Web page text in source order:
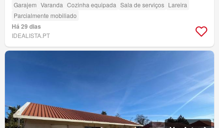
Garajem Varanda Cozinha equipada Sala de serviços Lareira
Parcialmente mobiliado
Há 29 dias
IDEALISTA.PT